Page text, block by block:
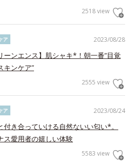
2518 view
2023/08/28
ア
ーンエンス】肌シャキ*！朝一番“目覚
キンケア”
2555 view
2023/08/24
ア
付き合っていける自然ないい匂い*。
ス愛用者の嬉しい体験
5583 view